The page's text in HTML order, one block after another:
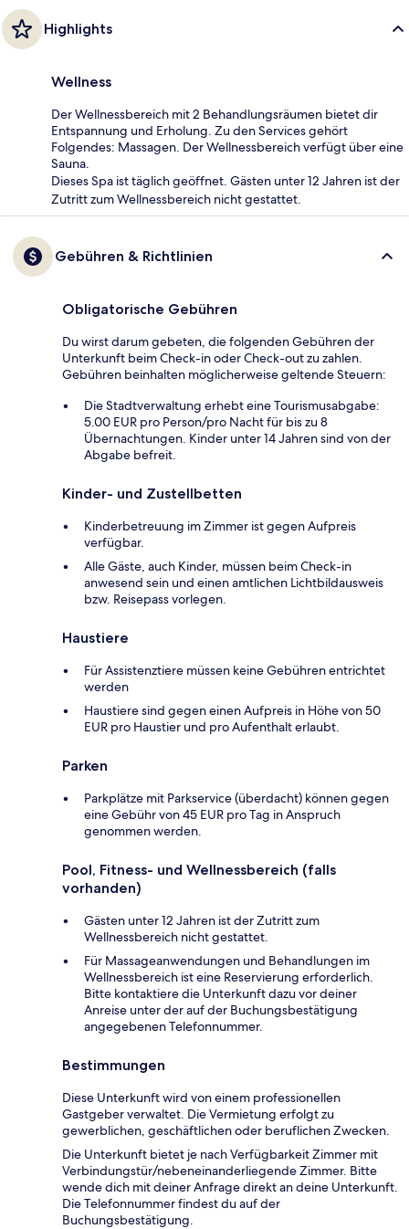
Highlights
Wellness
Der Wellnessbereich mit 2 Behandlungsräumen bietet dir
Entspannung und Erholung. Zu den Services gehört
Folgendes: Massagen. Der Wellnessbereich verfügt über eine
Sauna.
Dieses Spa ist täglich geöffnet. Gästen unter 12 Jahren ist der
Zutritt zum Wellnessbereich nicht gestattet.
Gebühren & Richtlinien
Obligatorische Gebühren
Du wirst darum gebeten, die folgenden Gebühren der
Unterkunft beim Check-in oder Check-out zu zahlen.
Gebühren beinhalten möglicherweise geltende Steuern:
Die Stadtverwaltung erhebt eine Tourismusabgabe:
5.00 EUR pro Person/pro Nacht für bis zu 8
Übernachtungen. Kinder unter 14 Jahren sind von der
Abgabe befreit.
Kinder- und Zustellbetten
Kinderbetreuung im Zimmer ist gegen Aufpreis
verfügbar.
Alle Gäste, auch Kinder, müssen beim Check-in
anwesend sein und einen amtlichen Lichtbildausweis
bzw. Reisepass vorlegen.
Haustiere
Für Assistenztiere müssen keine Gebühren entrichtet
werden
Haustiere sind gegen einen Aufpreis in Höhe von 50
EUR pro Haustier und pro Aufenthalt erlaubt.
Parken
Parkplätze mit Parkservice (überdacht) können gegen
eine Gebühr von 45 EUR pro Tag in Anspruch
genommen werden.
Pool, Fitness- und Wellnessbereich (falls
vorhanden)
Gästen unter 12 Jahren ist der Zutritt zum
Wellnessbereich nicht gestattet.
Für Massageanwendungen und Behandlungen im
Wellnessbereich ist eine Reservierung erforderlich.
Bitte kontaktiere die Unterkunft dazu vor deiner
Anreise unter der auf der Buchungsbestätigung
angegebenen Telefonnummer.
Bestimmungen
Diese Unterkunft wird von einem professionellen
Gastgeber verwaltet. Die Vermietung erfolgt zu
gewerblichen, geschäftlichen oder beruflichen Zwecken.
Die Unterkunft bietet je nach Verfügbarkeit Zimmer mit
Verbindungstür/nebeneinanderliegende Zimmer. Bitte
wende dich mit deiner Anfrage direkt an deine Unterkunft.
Die Telefonnummer findest du auf der
Buchungsbestätigung.